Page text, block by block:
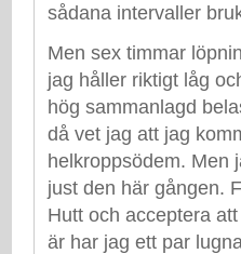
sådana intervaller
Men sex timmar
jag håller riktigt låg
hög sammanlagd
då vet jag att jag
helkroppsödem. Men
just den här gången.
Hutt och acceptera
är har jag ett par